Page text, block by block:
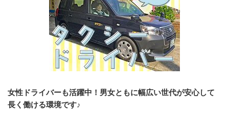
女性ドライバーも活躍中！男女ともに幅広い世代が安心して
長く働ける環境です♪